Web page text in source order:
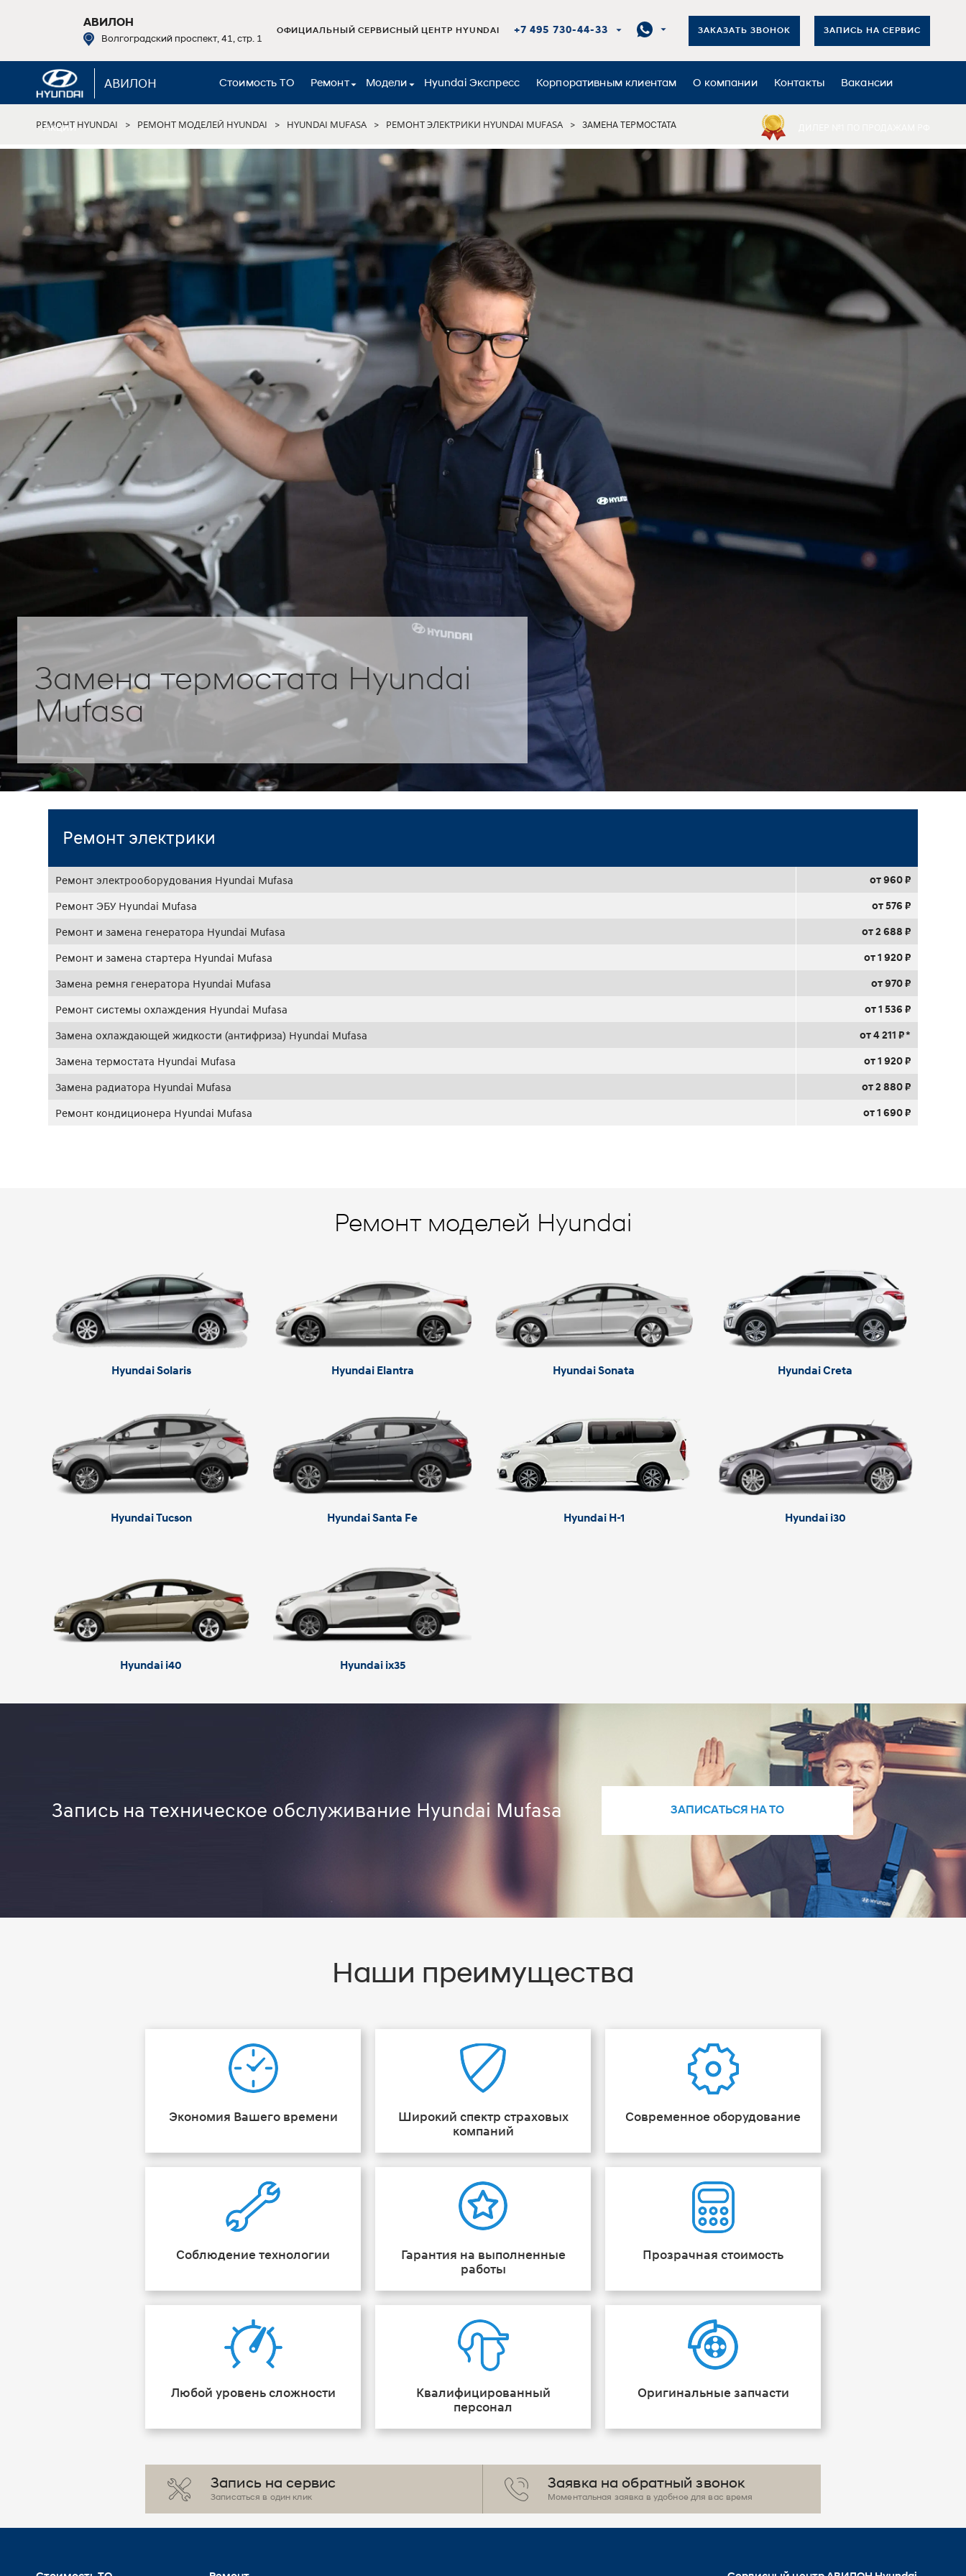
АВИЛОН
Волгоградский проспект, 41, стр. 1
ОФИЦИАЛЬНЫЙ СЕРВИСНЫЙ ЦЕНТР HYUNDAI +7 495 730-44-33 ЗАКАЗАТЬ ЗВОНОК ЗАПИСЬ НА СЕРВИС
АВИЛОН Стоимость ТО Ремонт Модели Hyundai Экспресс Корпоративным клиентам О компании Контакты Вакансии
Акции
РЕМОНТ HYUNDAI > РЕМОНТ МОДЕЛЕЙ HYUNDAI > HYUNDAI MUFASA > РЕМОНТ ЭЛЕКТРИКИ HYUNDAI MUFASA > ЗАМЕНА ТЕРМОСТАТА
Замена термостата Hyundai
Mufasa
Ремонт электрики
Ремонт электрооборудования Hyundai Mufasa от 960 ₽
Ремонт ЭБУ Hyundai Mufasa от 576 ₽
Ремонт и замена генератора Hyundai Mufasa от 2 688 ₽
Ремонт и замена стартера Hyundai Mufasa от 1 920 ₽
Замена ремня генератора Hyundai Mufasa от 970 ₽
Ремонт системы охлаждения Hyundai Mufasa от 1 536 ₽
Замена охлаждающей жидкости (антифриза) Hyundai Mufasa от 4 211 ₽ *
Замена термостата Hyundai Mufasa от 1 920 ₽
Замена радиатора Hyundai Mufasa от 2 880 ₽
Ремонт кондиционера Hyundai Mufasa от 1 690 ₽
Ремонт моделей Hyundai
Hyundai Solaris Hyundai Elantra Hyundai Sonata Hyundai Creta
Hyundai Tucson Hyundai Santa Fe Hyundai H-1 Hyundai i30
Hyundai i40 Hyundai ix35
Запись на техническое обслуживание Hyundai Mufasa ЗАПИСАТЬСЯ НА ТО
Наши преимущества
Экономия Вашего времени
Широкий спектр страховых
компаний
Современное оборудование
Соблюдение технологии
Гарантия на выполненные
работы
Прозрачная стоимость
Любой уровень сложности
Квалифицированный
персонал
Оригинальные запчасти
Запись на сервис
Записаться в один клик
Заявка на обратный звонок
Моментальная заявка в удобное для вас время